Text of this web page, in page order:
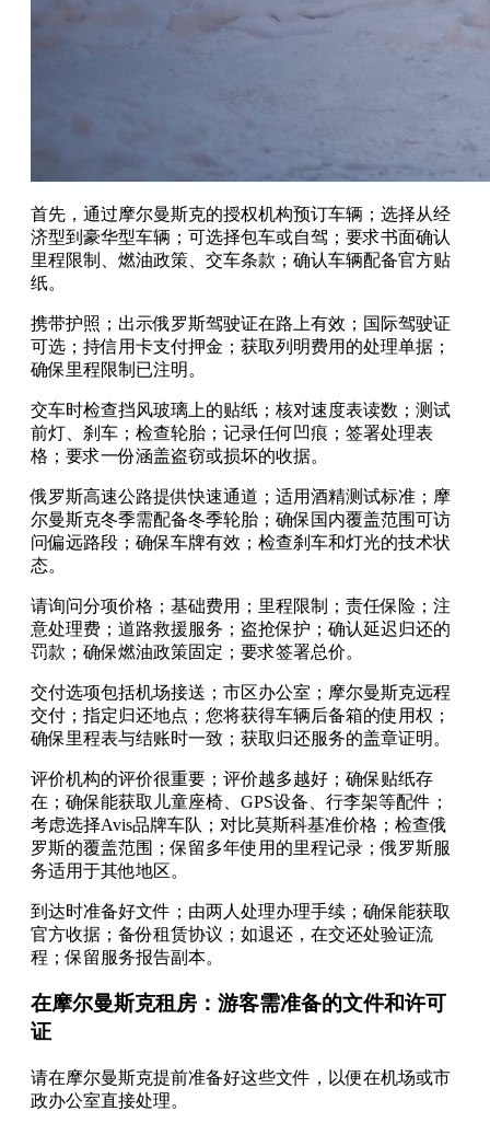
首先，通过摩尔曼斯克的授权机构预订车辆；选择从经
济型到豪华型车辆；可选择包车或自驾；要求书面确认
里程限制、燃油政策、交车条款；确认车辆配备官方贴
纸。
携带护照；出示俄罗斯驾驶证在路上有效；国际驾驶证
可选；持信用卡支付押金；获取列明费用的处理单据；
确保里程限制已注明。
交车时检查挡风玻璃上的贴纸；核对速度表读数；测试
前灯、刹车；检查轮胎；记录任何凹痕；签署处理表
格；要求一份涵盖盗窃或损坏的收据。
俄罗斯高速公路提供快速通道；适用酒精测试标准；摩
尔曼斯克冬季需配备冬季轮胎；确保国内覆盖范围可访
问偏远路段；确保车牌有效；检查刹车和灯光的技术状
态。
请询问分项价格；基础费用；里程限制；责任保险；注
意处理费；道路救援服务；盗抢保护；确认延迟归还的
罚款；确保燃油政策固定；要求签署总价。
交付选项包括机场接送；市区办公室；摩尔曼斯克远程
交付；指定归还地点；您将获得车辆后备箱的使用权；
确保里程表与结账时一致；获取归还服务的盖章证明。
评价机构的评价很重要；评价越多越好；确保贴纸存
在；确保能获取儿童座椅、GPS设备、行李架等配件；
考虑选择Avis品牌车队；对比莫斯科基准价格；检查俄
罗斯的覆盖范围；保留多年使用的里程记录；俄罗斯服
务适用于其他地区。
到达时准备好文件；由两人处理办理手续；确保能获取
官方收据；备份租赁协议；如退还，在交还处验证流
程；保留服务报告副本。
在摩尔曼斯克租房：游客需准备的文件和许可
证
请在摩尔曼斯克提前准备好这些文件，以便在机场或市
政办公室直接处理。